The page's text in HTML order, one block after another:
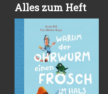
Alles zum Heft